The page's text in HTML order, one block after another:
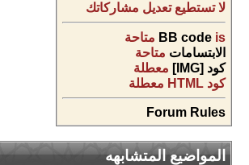
لا تستطيع تعديل مشاركاتك
BB code is
متاحة
الابتسامات متاحة
كود [IMG]
معطلة
كود HTML
معطلة
Forum Rules
المواضيع المتشابهه